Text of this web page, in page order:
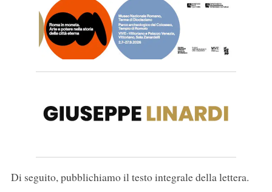
Di seguito, pubblichiamo il testo integrale della lettera.